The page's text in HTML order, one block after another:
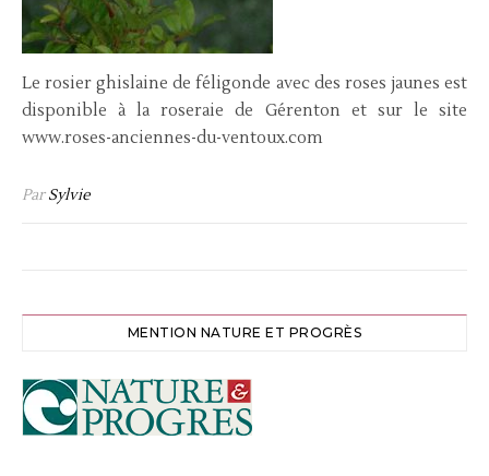
Le rosier ghislaine de féligonde avec des roses jaunes est
disponible à la roseraie de Gérenton et sur le site
www.roses-anciennes-du-ventoux.com
ParSylvie
MENTION NATURE ET PROGRÈS